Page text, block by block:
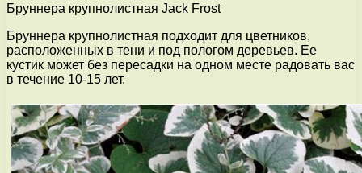
Бруннера крупнолистная Jack Frost
Бруннера крупнолистная подходит для цветников,
расположенных в тени и под пологом деревьев. Ее
кустик может без пересадки на одном месте радовать вас
в течение 10-15 лет.